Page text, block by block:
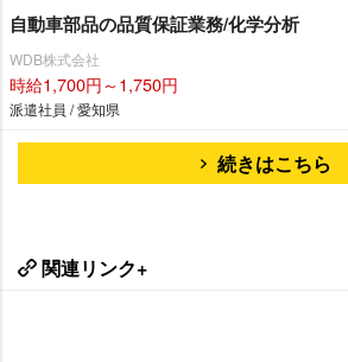
自動車部品の品質保証業務/化学分析
WDB株式会社
時給1,700円～1,750円
派遣社員 / 愛知県
続きはこちら
関連リンク+